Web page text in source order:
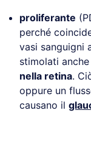
proliferante
perché
vasi sanguigni
stimolati
nella retina.
oppure un
causano il